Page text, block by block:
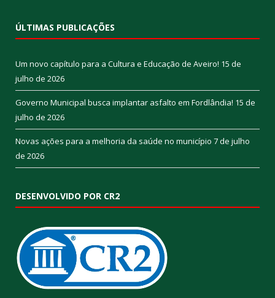
ÚLTIMAS PUBLICAÇÕES
Um novo capítulo para a Cultura e Educação de Aveiro! 15 de
julho de 2026
Governo Municipal busca implantar asfalto em Fordlândia! 15 de
julho de 2026
Novas ações para a melhoria da saúde no município 7 de julho
de 2026
DESENVOLVIDO POR CR2